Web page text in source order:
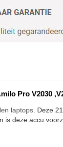
Pro V2030
laptops. Deze
is deze accu